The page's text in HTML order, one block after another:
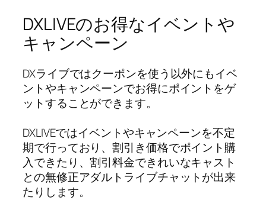
DXLIVEのお得なイベントや
キャンペーン
DXライブではクーポンを使う以外にもイベ
ントやキャンペーンでお得にポイントをゲ
ットすることができます。
DXLIVEではイベントやキャンペーンを不定
期で行っており、割引き価格でポイント購
入できたり、割引料金できれいなキャスト
との無修正アダルトライブチャットが出来
たりします。